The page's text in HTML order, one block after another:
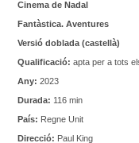
Cinema de Nadal
Fantàstica. Aventures
Versió doblada (castellà)
Qualificació: apta per a tots
Any: 2023
Durada: 116 min
País: Regne Unit
Direcció: Paul King